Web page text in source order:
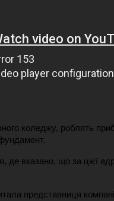
коледжу, роблять
де вказано, що за цієї
представниця
ПОМЕР ВОЇН